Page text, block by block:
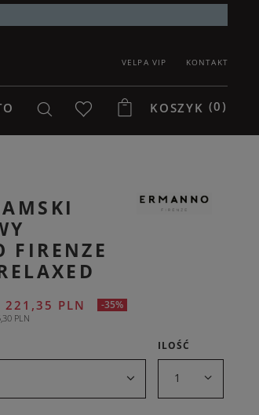
KONTAKT
VELPA VIP
KOSZYK (0)
FIRENZE
221,35 PLN -35%
PLN
ILOŚĆ
1